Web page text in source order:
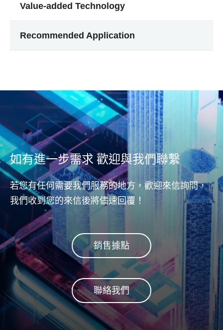
Value-added Technology
Recommended Application
如有進一步需求 歡迎與我們聯繫
若您有任何需要我們服務的地方，歡迎來信詢問，
我們收到您的來信後將儘速回覆！
銷售據點
聯絡我們